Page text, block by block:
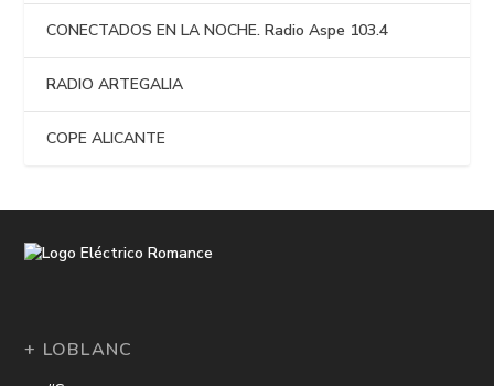
CONECTADOS EN LA NOCHE. Radio Aspe 103.4
RADIO ARTEGALIA
COPE ALICANTE
+ LOBLANC